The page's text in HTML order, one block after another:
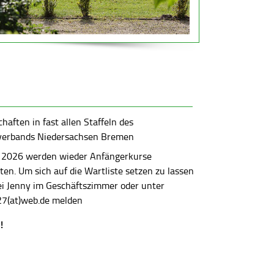
in fast allen Staffeln des
Niedersachsen Bremen
werden wieder Anfängerkurse
Um sich auf die Wartliste setzen zu lassen
Jenny im Geschäftszimmer oder unter
melden